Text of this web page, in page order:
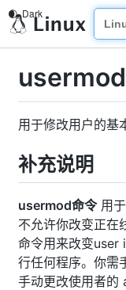
usermod
用于修改用户的基
补充说明
usermod命令用于
不允许你改变正在
命令用来改变user
行任何程序。你需
手动更改使用者的